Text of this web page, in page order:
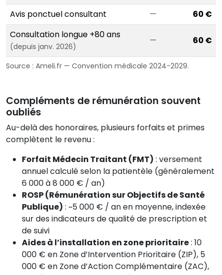
Source : Ameli.fr — Convention médicale 2024-2029.
Avis ponctuel consultant —
60 €
Consultation longue +80 ans
(depuis janv. 2026)
— 60 €
Compléments de rémunération souvent
oubliés
Au-delà des honoraires, plusieurs forfaits et primes
complètent le revenu :
Forfait Médecin Traitant (FMT) : versement
annuel calculé selon la patientèle (généralement
6 000 à 8 000 € / an)
ROSP (Rémunération sur Objectifs de Santé
Publique) : ~5 000 € / an en moyenne, indexée
sur des indicateurs de qualité de prescription et
de suivi
Aides à l’installation en zone prioritaire: 10
000 € en Zone d’Intervention Prioritaire (ZIP), 5
000 € en Zone d’Action Complémentaire (ZAC),